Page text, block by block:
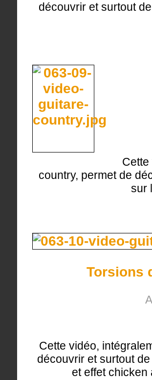
découvrir et surtout
country, permet de
sur
Torsions
Cette vidéo,
découvrir et surtout
et effet